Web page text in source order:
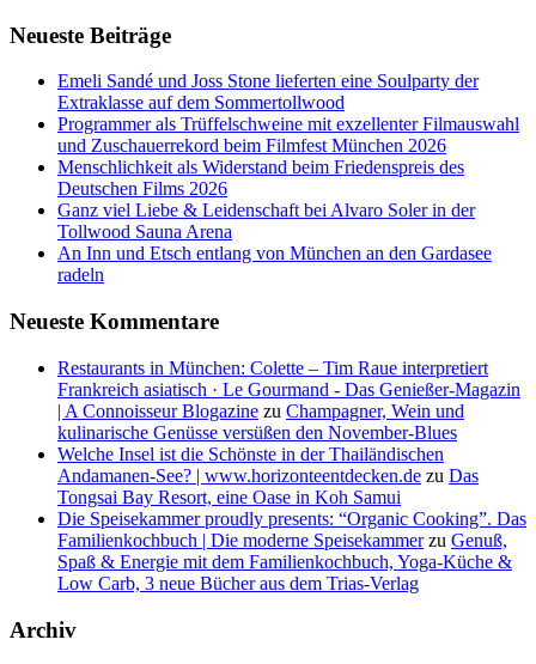
Neueste Beiträge
Emeli Sandé und Joss Stone lieferten eine Soulparty der
Extraklasse auf dem Sommertollwood
Programmer als Trüffelschweine mit exzellenter Filmauswahl
und Zuschauerrekord beim Filmfest München 2026
Menschlichkeit als Widerstand beim Friedenspreis des
Deutschen Films 2026
Ganz viel Liebe & Leidenschaft bei Alvaro Soler in der
Tollwood Sauna Arena
An Inn und Etsch entlang von München an den Gardasee
radeln
Neueste Kommentare
Restaurants in München: Colette – Tim Raue interpretiert
Frankreich asiatisch · Le Gourmand - Das Genießer-Magazin
| A Connoisseur Blogazine zu Champagner, Wein und
kulinarische Genüsse versüßen den November-Blues
Welche Insel ist die Schönste in der Thailändischen
Andamanen-See? | www.horizonteentdecken.de zu Das
Tongsai Bay Resort, eine Oase in Koh Samui
Die Speisekammer proudly presents: “Organic Cooking”. Das
Familienkochbuch | Die moderne Speisekammerzu Genuß,
Spaß & Energie mit dem Familienkochbuch, Yoga-Küche &
Low Carb, 3 neue Bücher aus dem Trias-Verlag
Archiv